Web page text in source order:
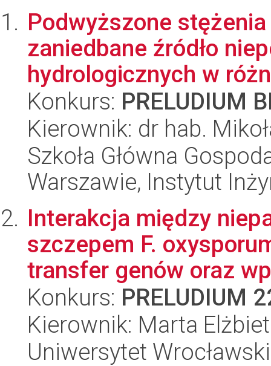
Podwyższone
zaniedbane źródło
hydrologicznych w
Konkurs: PRELUDIUM
Kierownik: dr hab.
Szkoła Główna
Warszawie, Instytut
Interakcja między
szczepem F.
transfer genów oraz
Konkurs: PRELUDIUM
Kierownik: Marta
Uniwersytet